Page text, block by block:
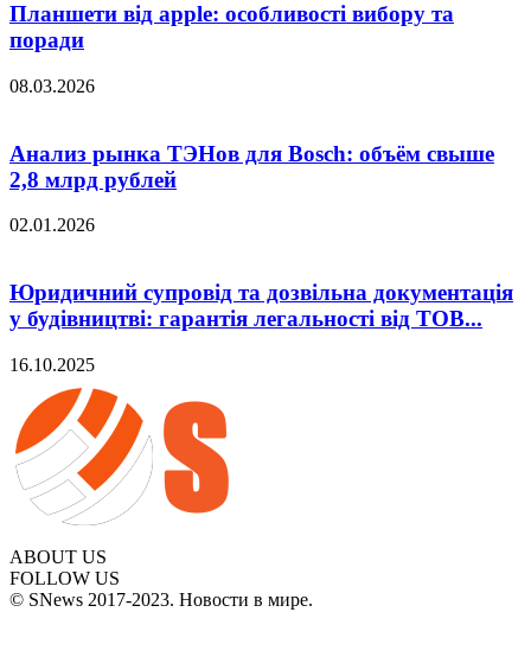
Планшети від apple: особливості вибору та
поради
08.03.2026
Анализ рынка ТЭНов для Bosch: объём свыше
2,8 млрд рублей
02.01.2026
Юридичний супровід та дозвільна документація
у будівництві: гарантія легальності від ТОВ...
16.10.2025
ABOUT US
FOLLOW US
© SNews 2017-2023. Новости в мире.